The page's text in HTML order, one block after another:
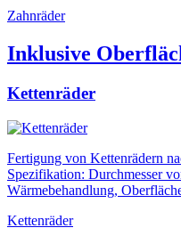
Zahnräder
Inklusive
Kettenräder
Fertigung von Kettenrädern
Spezifikation: Durchmesser
Wärmebehandlung,
Kettenräder